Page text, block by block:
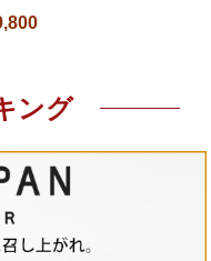
ング